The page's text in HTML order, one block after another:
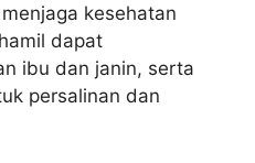
kesehatan
dapat
ibu dan janin, serta
persalinan dan